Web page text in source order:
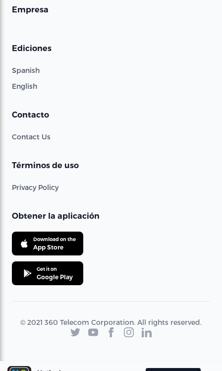
Empresa
Ediciones
Spanish
English
Contacto
Contact Us
Términos de uso
Privacy Policy
Obtener la aplicación
Download on the
App Store
Get it on
Google Play
© 2021 360 Telecom Corporation. All rights reserved.